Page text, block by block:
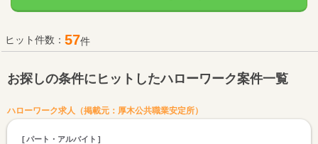
ヒット件数： 57件
お探しの条件にヒットしたハローワーク案件一覧
ハローワーク求人（掲載元：厚木公共職業安定所）
パート・アルバイト